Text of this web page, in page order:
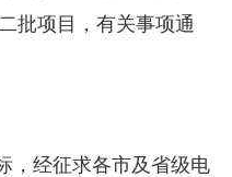
批项目，有关事项通
，经征求各市及省级电